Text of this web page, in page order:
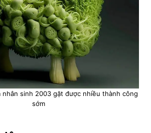
nhân sinh 2003 gặt được nhiều thành công
sớm